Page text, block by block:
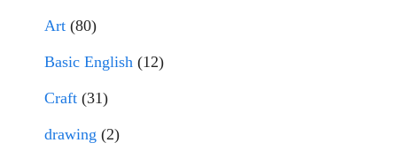
Art (80)
Basic English (12)
Craft (31)
drawing (2)